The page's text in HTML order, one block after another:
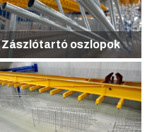
Zászlótartó oszlopok